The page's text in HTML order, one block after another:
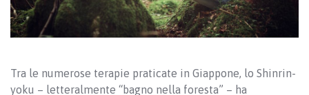
Tra le numerose terapie praticate in Giappone, lo Shinrin-
yoku – letteralmente “bagno nella foresta” – ha